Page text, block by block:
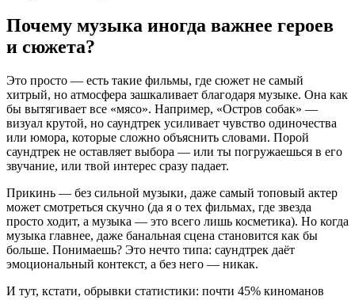
Почему музыка иногда важнее героев
и сюжета?
Это просто — есть такие фильмы, где сюжет не самый
хитрый, но атмосфера зашкаливает благодаря музыке. Она как
бы вытягивает все «мясо». Например, «Остров собак» —
визуал крутой, но саундтрек усиливает чувство одиночества
или юмора, которые сложно объяснить словами. Порой
саундтрек не оставляет выбора — или ты погружаешься в его
звучание, или твой интерес сразу падает.
Прикинь — без сильной музыки, даже самый топовый актер
может смотреться скучно (да я о тех фильмах, где звезда
просто ходит, а музыка — это всего лишь косметика). Но когда
музыка главнее, даже банальная сцена становится как бы
больше. Понимаешь? Это нечто типа: саундтрек даёт
эмоциональный контекст, а без него — никак.
И тут, кстати, обрывки статистики: почти 45% киноманов